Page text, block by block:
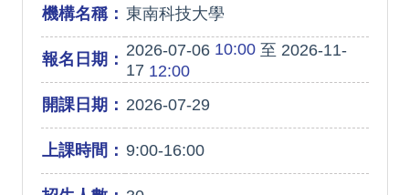
機構名稱： 東南科技大學
報名日期： 2026-07-0610:00至 2026-11-
17 12:00
開課日期： 2026-07-29
上課時間： 9:00-16:00